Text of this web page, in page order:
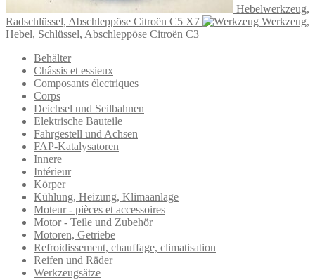
Hebelwerkzeug,
Radschlüssel, Abschleppöse Citroën C5 X7
Werkzeug,
Hebel, Schlüssel, Abschleppöse Citroën C3
Behälter
Châssis et essieux
Composants électriques
Corps
Deichsel und Seilbahnen
Elektrische Bauteile
Fahrgestell und Achsen
FAP-Katalysatoren
Innere
Intérieur
Körper
Kühlung, Heizung, Klimaanlage
Moteur - pièces et accessoires
Motor - Teile und Zubehör
Motoren, Getriebe
Refroidissement, chauffage, climatisation
Reifen und Räder
Werkzeugsätze